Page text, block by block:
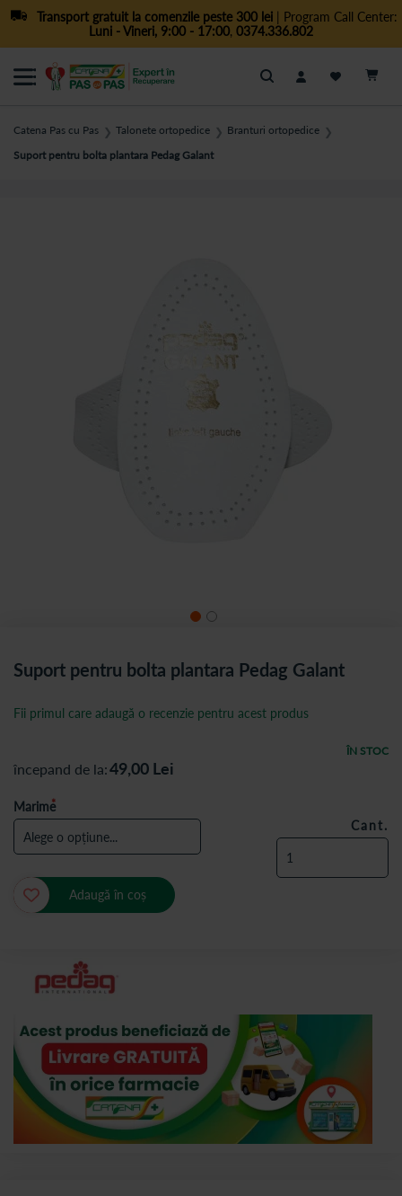
Transport gratuit la comenzile peste 300 lei| Program Call Center:
Luni - Vineri, 9:00 - 17:00, 0374.336.802
Cautare
Catena Pas cu Pas ❯ Talonete ortopedice ❯ Branturi ortopedice ❯
Suport pentru bolta plantara Pedag Galant
Suport pentru bolta plantara Pedag Galant
ÎN STOC
Fii primul care adaugă o recenzie pentru acest produs
începand de la 49,00 Lei
Marime
Cant.
Adaugă în coș